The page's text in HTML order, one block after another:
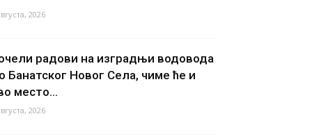
2026
радови на изградњи водовода
Банатског Новог Села, чиме ће и
место...
2026